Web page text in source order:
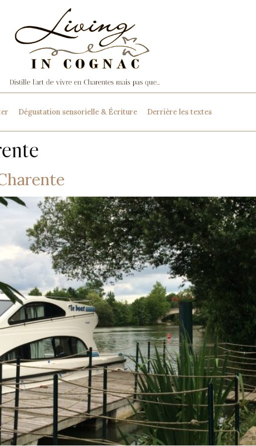
Dégustation sensorielle & Écriture Derrière les textes